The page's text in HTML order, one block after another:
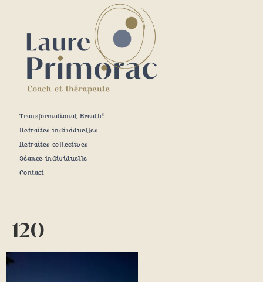
Transformational Breath®
Retraites individuelles
Retraites collectives
Séance individuelle
Contact
120